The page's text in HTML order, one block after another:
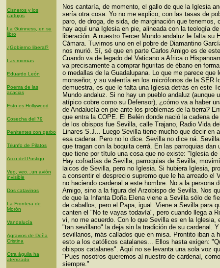
Cisneros y los
cartujos
La Guinness, en su
libro
¿Gobierno liberal?
Las momias
Eduardo León
Poema de las
acacias
Esto es Hollywood
Cosecha del 79
Penitentes con garbo
Triunfo de Pilatos
Arco del Postigo
Veo, veo...un avión
invisible
Dos catavinos
La Frontera de
Morón
Vandalucía
Agravios de Doña
Cristina
Otra águila ha
aterrizado
Nos cantaría, de momento, el gallo de que la Iglesia
sería otra cosa. Yo no me explico, con las tasas de
paro, de droga, de sida, de marginación que tenemos,
hay aquí una Iglesia en pie, alineada con la teología
liberación. A nuestro Tercer Mundo andaluz le falta su
Cámara. Tuvimos uno en el pobre de Diamantino
nos murió. Sí, sé que en parte Carlos Amigo es de
Cuando va de legado del Vaticano a Africa o
va precisamente a comprar figuritas de ébano en
o medallas de la Guadalupana. Lo que me parece que
monseñor, y su valentía en los micrófonos de la SER
demuestra, es que le falta una Iglesia detrás en este
Mundo andaluz. Si no hay un pueblo andaluz (aunque
atípico cobre como su Defensor), ¿cómo va a haber
de Andalucía en pie ante los problemas de la tierra?
que entra la COPE. El Belén donde nació la cadena
de los obispos fue Sevilla, calle Trajano, Radio Vida
Linares S.J... Luego Sevilla tiene mucho que decir en
esa cadena. Pero no lo dice. Sevilla no dice ná.
que tragan con la boquita cerrá. En las parroquias dan
que tiene por título una cosa que no existe: "Iglesia de
Hay cofradías de Sevilla, parroquias de Sevilla,
laicos de Sevilla, pero no Iglesia. Si hubiera Iglesia,
a consentir el desprecio supremo que le ha arreado el
no haciendo cardenal a este hombre. No a la persona
Amigo, sino a la figura del Arzobispo de Sevilla. Nos
de que la Infanta Doña Elena viene a Sevilla sólo de
de caballos, pero el Papa, igual. Viene a Sevilla para
canten el "No te vayas todavía", pero cuando llega a
vi, no me acuerdo. Con lo que Sevilla es en la Iglesia,
"tan sevillano" la deja sin la tradición de su cardenal.
sevillanos, más callados que en misa. Prontito iban a
esto a los católicos catalanes... Ellos hasta exigen:
obispos catalanes". Aquí no se levanta una sola voz
"Pues nosotros queremos al nuestro de cardenal, como
siempre."